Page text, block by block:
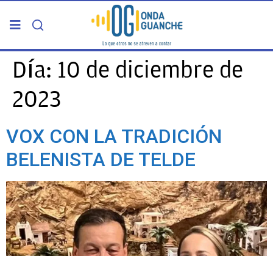
PORTADA
TELDE
GRAN CANARIA
CANARIAS
5ª COLUMNA
CARTAS DEL DIRECTOR
Día: 10 de diciembre de
2023
VOX CON LA TRADICIÓN
BELENISTA DE TELDE